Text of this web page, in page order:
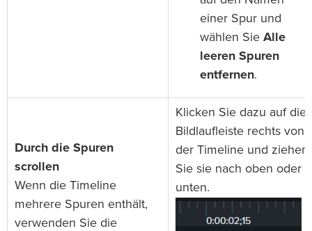
einer Spur und
wählen Sie Alle
leeren Spuren
entfernen.
Durch die Spuren
scrollen
Wenn die Timeline
mehrere Spuren enthält,
verwenden Sie die
Klicken Sie dazu auf die
Bildlaufleiste rechts von
der Timeline und ziehen
Sie sie nach oben oder
unten.